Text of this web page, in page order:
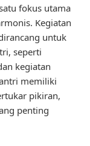
fokus utama
Kegiatan
untuk
seperti
kegiatan
memiliki
pikiran,
penting